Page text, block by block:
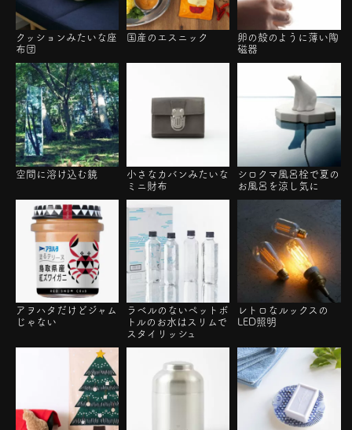
クッションみたいな座
布団
国産のエスニック
卵の殻のように薄い陶
磁器
空間に溶け込む鏡
小さなカバンみたいな
ミニ財布
シロクマ風呂栓で夏の
お風呂を涼し気に
アヲハタだけどジャム
じゃない
ラベルのないペットボ
トルのお水はスリムで
スタイリッシュ
レトロなルックスの
LED照明